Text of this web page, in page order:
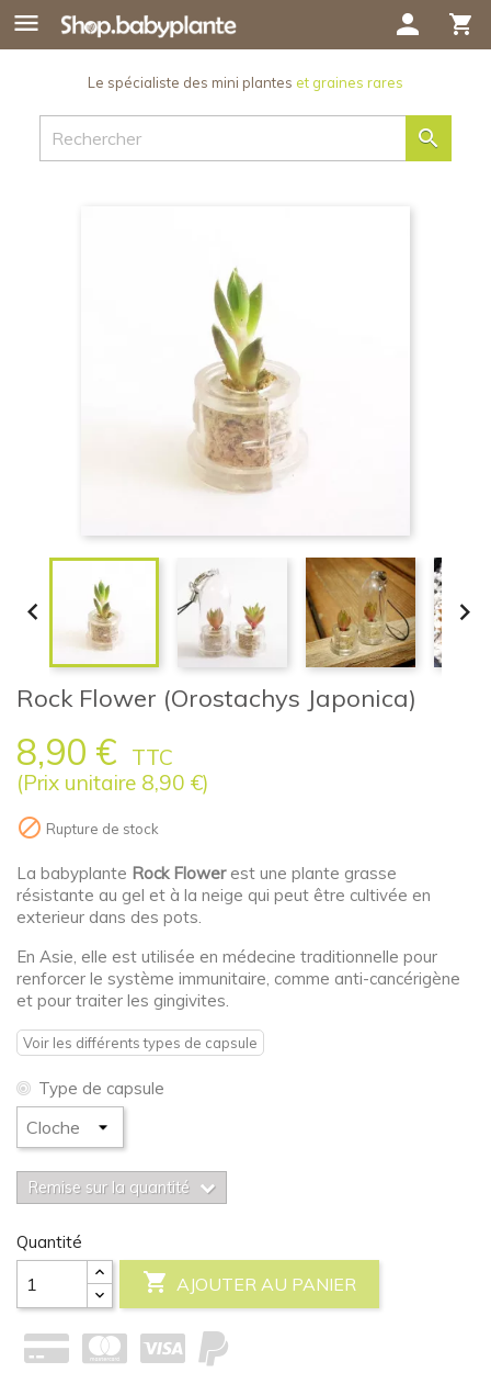
 shopping_cart
person
Le spécialiste des mini plantes et graines rares

 
Rock Flower (Orostachys Japonica)
8,90 €
TTC
(Prix unitaire 8,90 €)
 Rupture de stock
La babyplante Rock Flowerest une plante grasse
résistante au gel et à la neige qui peut être cultivée en
exterieur dans des pots.
En Asie, elle est utilisée en médecine traditionnelle pour
renforcer le système immunitaire, comme anti-cancérigène
et pour traiter les gingivites.
Voir les différents types de capsule
Type de capsule
Remise sur la quantité
Quantité
 AJOUTER AU PANIER